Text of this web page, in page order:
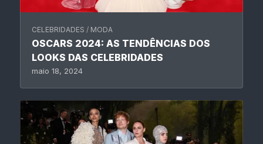
CELEBRIDADES / MODA
OSCARS 2024: AS TENDÊNCIAS DOS
LOOKS DAS CELEBRIDADES
maio 18, 2024